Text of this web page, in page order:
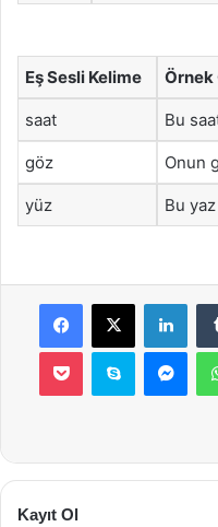
Eş Sesli Kelime Örnek
saat Bu
göz Onun
yüz Bu
Facebook
X
Pocket Skype
Kayıt Ol